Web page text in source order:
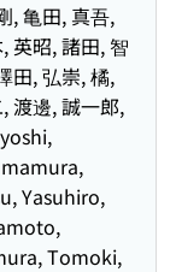
, 亀田, 真吾,
英昭, 諸田, 智
田, 弘崇, 橘,
渡邊, 誠一郎,
Yasuhiro,
Tomoki,